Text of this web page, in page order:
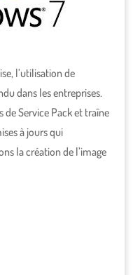
l’utilisation de
dans les entreprises.
de Service Pack et traîne
à jours qui
la création de l’image